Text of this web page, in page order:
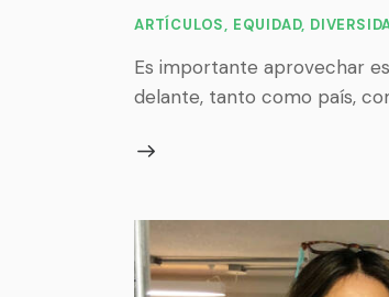
ARTÍCULOS, EQUIDAD,
Es importante aprovechar
delante, tanto como país,